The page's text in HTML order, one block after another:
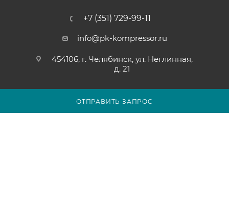
ОТПРАВИТЬ ЗАПРОС
+7 (351) 729-99-11
info@pk-kompressor.ru
454106, г. Челябинск, ул. Неглинная,
д. 21